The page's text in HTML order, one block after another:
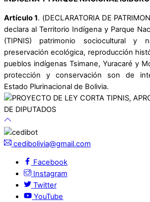
Artículo 1. (DECLARATORIA DE
declara al Territorio Indígena y Parque
(TIPNIS) patrimonio sociocultural
preservación ecológica, reproducción
pueblos indígenas Tsimane, Yuracaré y
protección y conservación son de
Estado Plurinacional de Bolivia.
cedibolivia@gmail.com
Facebook
Instagram
Twitter
YouTube